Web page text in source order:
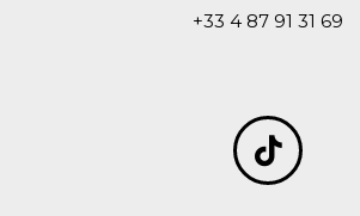
+33 4 87 91 31 69